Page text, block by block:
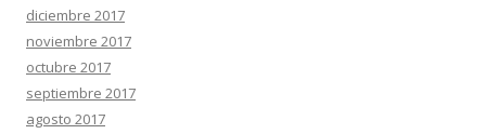
diciembre 2017
noviembre 2017
octubre 2017
septiembre 2017
agosto 2017